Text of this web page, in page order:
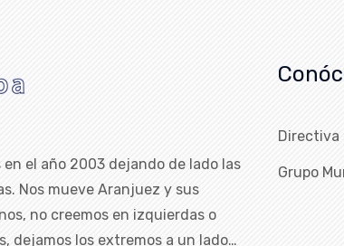
en el año 2003 dejando de lado las
Nos mueve Aranjuez y sus
no creemos en izquierdas o
dejamos los extremos a un lado…
Directiva
Grupo